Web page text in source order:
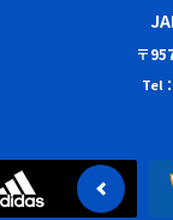
〒
Tel